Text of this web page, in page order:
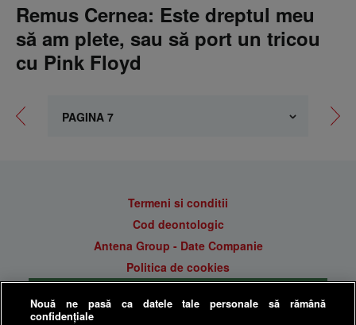
Remus Cernea: Este dreptul meu
să am plete, sau să port un tricou
cu Pink Floyd
Termeni si conditii
Cod deontologic
Antena Group - Date Companie
Politica de cookies
Politica de confidentialitate
Nouă ne pasă ca datele tale personale să rămână
confidențiale